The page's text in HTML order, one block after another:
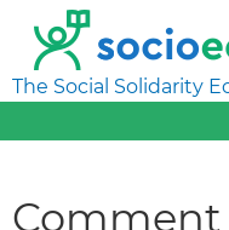
The Social Solidarity
Comment